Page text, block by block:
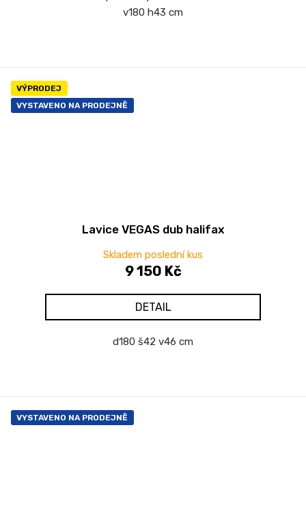
v180 h43 cm
VÝPRODEJ
VYSTAVENO NA PRODEJNĚ
Lavice VEGAS dub halifax
Skladem poslední kus
9 150 Kč
DETAIL
d180 š42 v46 cm
VYSTAVENO NA PRODEJNĚ